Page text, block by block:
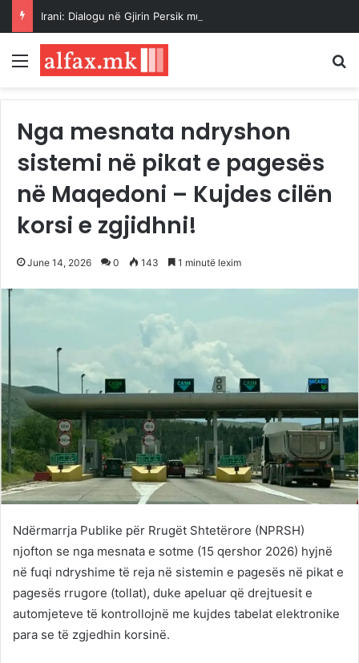
Menu
Nga mesnata ndryshon
sistemi në pikat e pagesës
në Maqedoni – Kujdes cilën
korsi e zgjidhni!
June 14, 2026 0 143 1 minutë lexim
Ndërmarrja Publike për Rrugët Shtetërore (NPRSH)
njofton se nga mesnata e sotme (15 qershor 2026) hyjnë
në fuqi ndryshime të reja në sistemin e pagesës në pikat e
pagesës rrugore (tollat), duke apeluar që drejtuesit e
automjeteve të kontrollojnë me kujdes tabelat elektronike
para se të zgjedhin korsinë.